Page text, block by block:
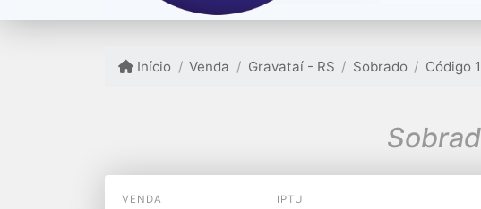
Início Venda Gravataí - RS Sobrado Código
VENDA IPTU